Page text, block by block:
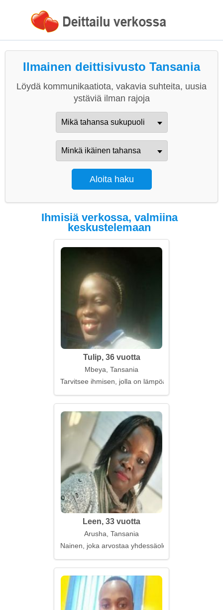
Ilmainen deittisivusto Tansania
Löydä kommunikaatiota, vakavia suhteita, uusia
ystäviä ilman rajoja
Ihmisiä verkossa, valmiina
keskustelemaan
Tulip, 36 vuotta
Mbeya, Tansania
Tarvitsee ihmisen, jolla on lämpöä ja välittämistä
Leen, 33 vuotta
Arusha, Tansania
Nainen, joka arvostaa yhdessäoloa hiljaisuudessa